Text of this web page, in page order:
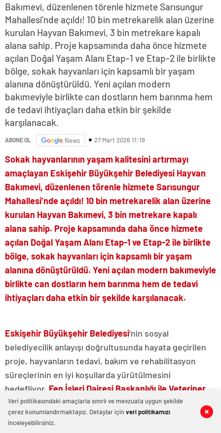
0 0
0 0
0 0
0 0
0 0
Bakımevi, düzenlenen törenle hizmete Sarısungur
Mahallesi’nde açıldı! 10 bin metrekarelik alan üzerine
kurulan Hayvan Bakımevi, 3 bin metrekare kapalı
alana sahip. Proje kapsamında daha önce hizmete
açılan Doğal Yaşam Alanı Etap-1 ve Etap-2 ile birlikte
bölge, sokak hayvanları için kapsamlı bir yaşam
alanına dönüştürüldü. Yeni açılan modern
bakımeviyle birlikte can dostların hem barınma hem
de tedavi ihtiyaçları daha etkin bir şekilde
karşılanacak.
ABONE OL News 27 Mart 2026 11:19
0 0
Sokak hayvanlarının yaşam kalitesini artırmayı
amaçlayan Eskişehir Büyükşehir Belediyesi Hayvan
Bakımevi, düzenlenen törenle hizmete Sarısungur
Mahallesi’nde açıldı! 10 bin metrekarelik alan üzerine
kurulan Hayvan Bakımevi, 3 bin metrekare kapalı
alana sahip. Proje kapsamında daha önce hizmete
açılan Doğal Yaşam Alanı Etap-1 ve Etap-2 ile birlikte
bölge, sokak hayvanları için kapsamlı bir yaşam
alanına dönüştürüldü. Yeni açılan modern bakımeviyle
birlikte can dostların hem barınma hem de tedavi
ihtiyaçları daha etkin bir şekilde karşılanacak.
Eskişehir Büyükşehir Belediyesi’nin sosyal
belediyecilik anlayışı doğrultusunda hayata geçirilen
proje, hayvanların tedavi, bakım ve rehabilitasyon
süreçlerinin en iyi koşullarda yürütülmesini
hedefliyor. Fen İşleri Dairesi Başkanlığı ile Veteriner
İşleri Dairesi Başkanlığıiş birliğinde tamamlanan tesis,
donanımı ve kapasitesiyle dikkat çekiyor.
Veri politikasındaki amaçlarla sınırlı ve mevzuata uygun şekilde
çerez konumlandırmaktayız. Detaylar içinveri politikamızı
inceleyebilirsiniz.